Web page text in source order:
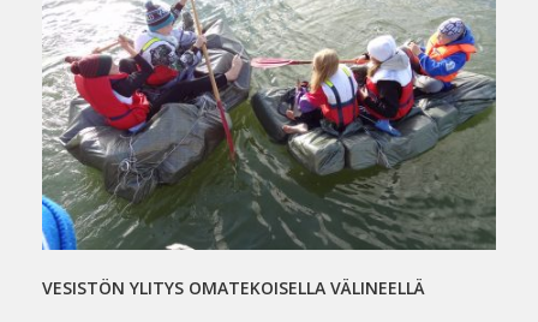
VESISTÖN YLITYS OMATEKOISELLA VÄLINEELLÄ